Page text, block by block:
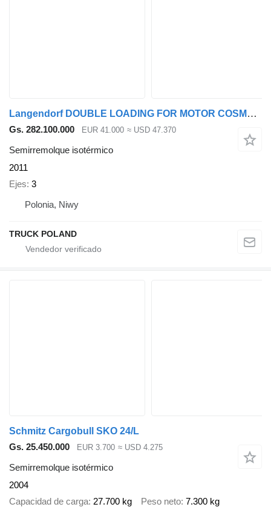
Langendorf DOUBLE LOADING FOR MOTOR COSMETICS Flexliner Inloader
Gs. 282.100.000 EUR 41.000 ≈ USD 47.370
Semirremolque isotérmico
2011
Ejes 3
Polonia, Niwy
TRUCK POLAND
Schmitz Cargobull SKO 24/L
Gs. 25.450.000
EUR 3.700 ≈ USD 4.275
Semirremolque isotérmico
2004
Capacidad de carga 27.700 kg Peso neto 7.300 kg